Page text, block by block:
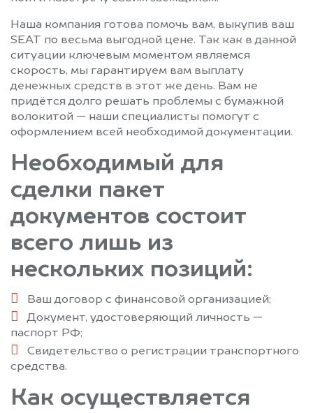
Наша компания готова помочь вам, выкупив ваш
SEAT по весьма выгодной цене. Так как в данной
ситуации ключевым моментом являемся
скорость, мы гарантируем вам выплату
денежных средств в этот же день. Вам не
придётся долго решать проблемы с бумажной
волокитой — наши специалисты помогут с
оформлением всей необходимой документации.
Необходимый для
сделки пакет
документов состоит
всего лишь из
нескольких позиций:
Ваш договор с финансовой организацией;
Документ, удостоверяющий личность —
паспорт РФ;
Свидетельство о регистрации транспортного
средства.
Как осуществляется